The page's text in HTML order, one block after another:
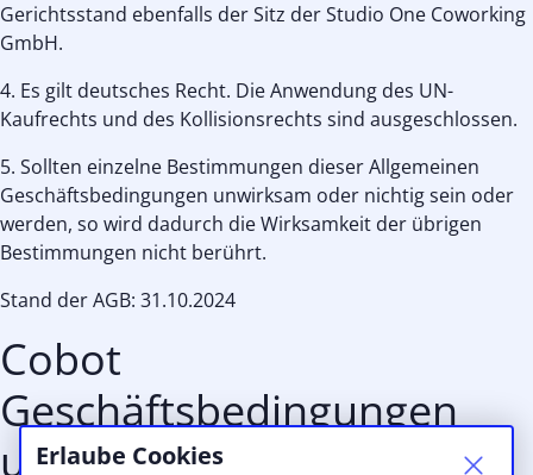
Erlaube Cookies
Gerichtsstand ebenfalls der Sitz der Studio One Coworking
GmbH.
4. Es gilt deutsches Recht. Die Anwendung des UN-
Kaufrechts und des Kollisionsrechts sind ausgeschlossen.
5. Sollten einzelne Bestimmungen dieser Allgemeinen
Geschäftsbedingungen unwirksam oder nichtig sein oder
werden, so wird dadurch die Wirksamkeit der übrigen
Bestimmungen nicht berührt.
Stand der AGB: 31.10.2024
Cobot
Geschäftsbedingungen
und Konditionen